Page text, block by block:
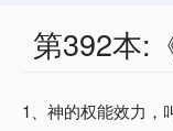
第392本:
1、神的权能效力，